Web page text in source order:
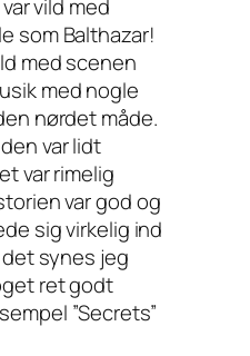
vild med
som Balthazar!
med scenen
med nogle
nørdet måde.
var lidt
var rimelig
var god og
sig virkelig ind
synes jeg
ret godt
”Secrets”